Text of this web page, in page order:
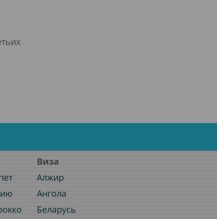
Виза
Алжир
Ангола
Беларусь